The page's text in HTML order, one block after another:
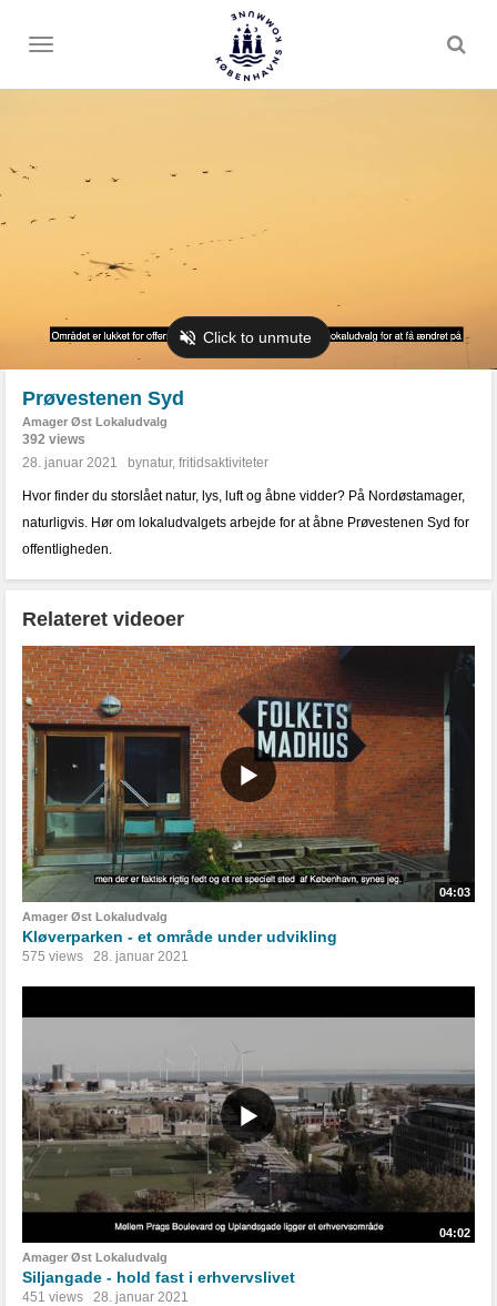
Toggle
Prøvestenen Syd
Amager Øst Lokaludvalg
392 views
28. januar 2021
bynatur, fritidsaktiviteter
Hvor finder du storslået natur, lys, luft og åbne vidder? På Nordøstamager,
naturligvis. Hør om lokaludvalgets arbejde for at åbne Prøvestenen Syd for
offentligheden.
Relateret videoer
04:03
Amager Øst Lokaludvalg
Kløverparken - et område under udvikling
575 views 28. januar 2021
04:02
Amager Øst Lokaludvalg
Siljangade - hold fast i erhvervslivet
451 views 28. januar 2021